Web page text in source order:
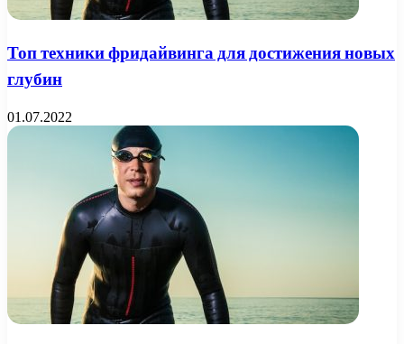
Топ техники фридайвинга для достижения новых
глубин
01.07.2022